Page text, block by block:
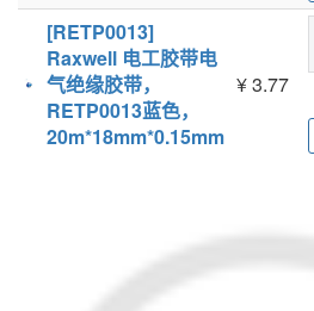
[RETP0013]
Raxwell 电工胶带电
气绝缘胶带，
RETP0013蓝色，
20m*18mm*0.15mm
¥3.77